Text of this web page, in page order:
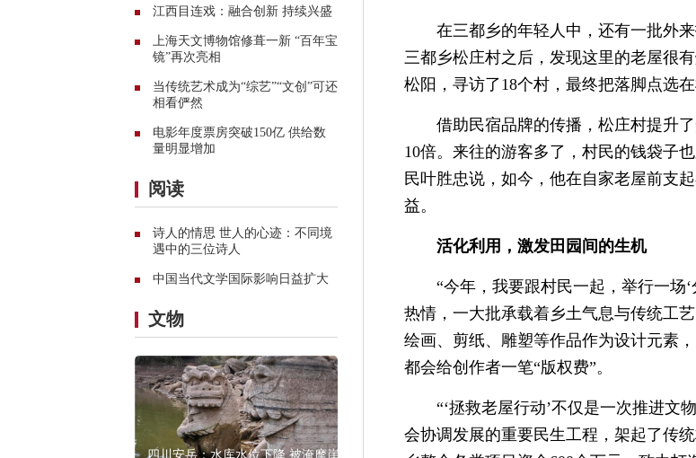
江西目连戏：融合创新 持续兴盛
上海天文博物馆修葺一新 “百年宝
镜”再次亮相
当传统艺术成为“综艺”“文创”可还
相看俨然
电影年度票房突破150亿 供给数
量明显增加
阅读
诗人的情思 世人的心迹：不同境
遇中的三位诗人
中国当代文学国际影响日益扩大
文物
四川安岳：水库水位下降 被淹摩崖
在三都乡的年轻人中，还有一批外
三都乡松庄村之后，发现这里的老屋很
松阳，寻访了18个村，最终把落脚点选
借助民宿品牌的传播，松庄村提升
10倍。来往的游客多了，村民的钱袋子
民叶胜忠说，如今，他在自家老屋前支
益。
活化利用，激发田园间的生机
“今年，我要跟村民一起，举行一场
热情，一大批承载着乡土气息与传统工
绘画、剪纸、雕塑等作品作为设计元素
都会给创作者一笔“版权费”。
“‘拯救老屋行动’不仅是一次推进文
会协调发展的重要民生工程，架起了传